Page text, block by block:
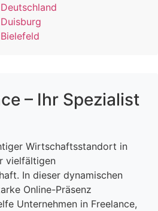
– Ihr Spezialist
Wirtschaftsstandort in
vielfältigen
In dieser dynamischen
Online-Präsenz
Unternehmen in Freelance,